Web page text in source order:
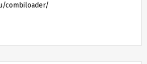
combiloader/